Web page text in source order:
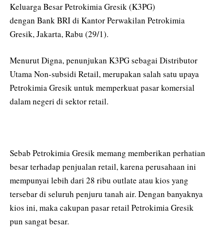
Keluarga Besar Petrokimia Gresik (K3PG)
dengan Bank BRI di Kantor Perwakilan Petrokimia
Gresik, Jakarta, Rabu (29/1).
Menurut Digna, penunjukan K3PG sebagai Distributor
Utama Non-subsidi Retail, merupakan salah satu upaya
Petrokimia Gresik untuk memperkuat pasar komersial
dalam negeri di sektor retail.
Sebab Petrokimia Gresik memang memberikan perhatian
besar terhadap penjualan retail, karena perusahaan ini
mempunyai lebih dari 28 ribu outlate atau kios yang
tersebar di seluruh penjuru tanah air. Dengan banyaknya
kios ini, maka cakupan pasar retail Petrokimia Gresik
pun sangat besar.